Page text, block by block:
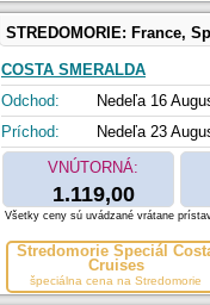
STREDOMORIE: France,
COSTA SMERALDA
Odchod:
Nedeľa 16
Príchod:
Nedeľa 23
VNÚTORNÁ:
1.119,00
Stredomorie Špeciál
Cruises
špeciálna cena na Stredomorie
Všetky ceny sú uvádzané vrátane